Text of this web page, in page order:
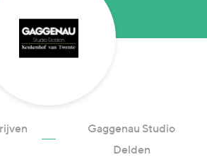
Gaggenau Studio
Delden